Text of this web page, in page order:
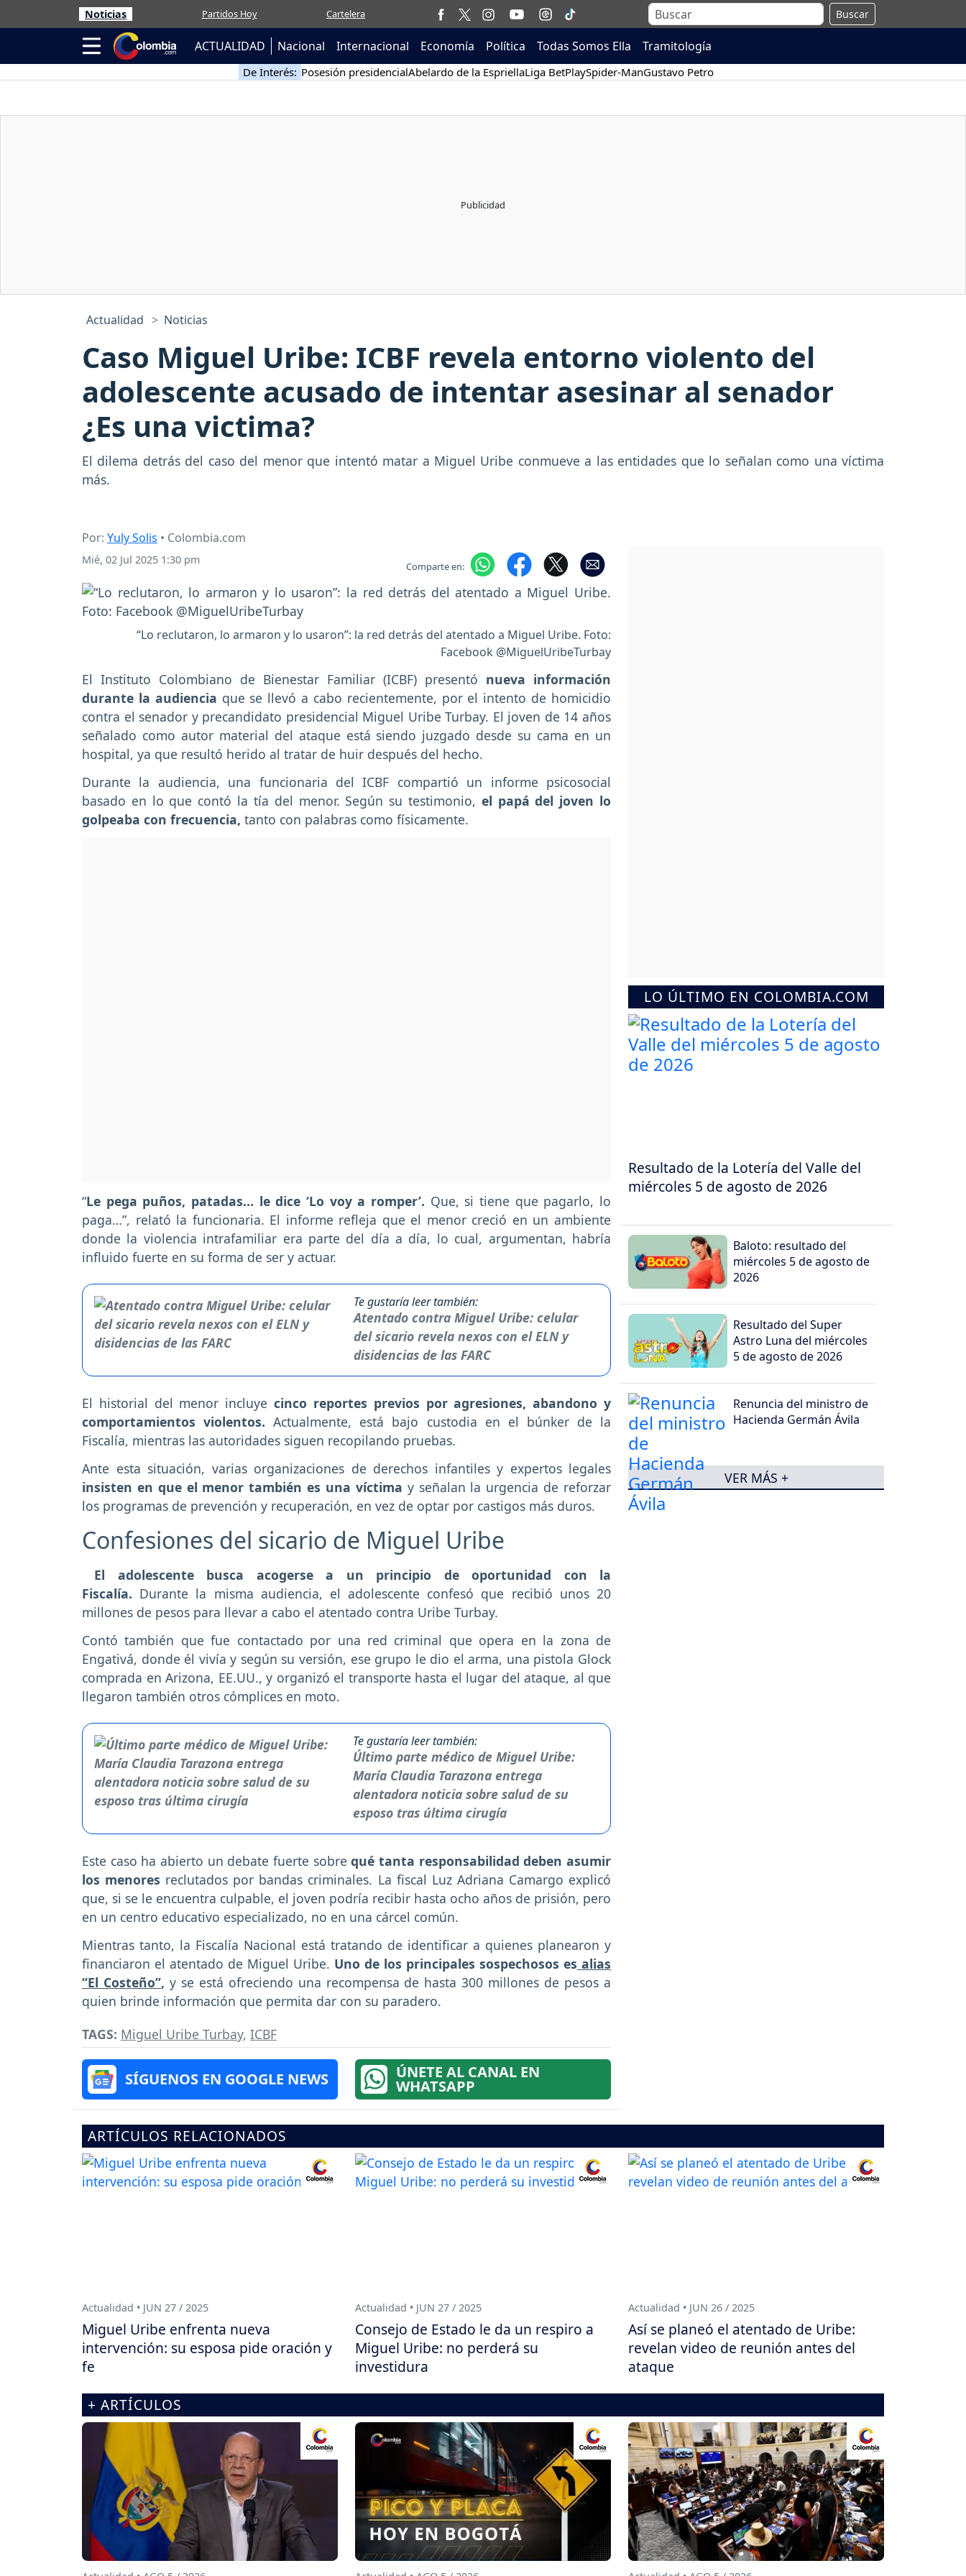
Noticias Partidos Hoy Cartelera Buscar
ACTUALIDAD Nacional Internacional Economía Política Todas Somos Ella Tramitología
De Interés: Posesión presidencialAbelardo de la EspriellaLiga BetPlaySpider-ManGustavo Petro
Actualidad Noticias
Caso Miguel Uribe: ICBF revela entorno violento del
adolescente acusado de intentar asesinar al senador
¿Es una victima?
El dilema detrás del caso del menor que intentó matar a Miguel Uribe conmueve a las entidades que lo señalan como una víctima
más.
Por: Yuly Solis • Colombia.com
Mié, 02 Jul 2025 1:30 pm Comparte en:
“Lo reclutaron, lo armaron y lo usaron”: la red detrás del atentado a Miguel Uribe. Foto:
Facebook @MiguelUribeTurbay
El Instituto Colombiano de Bienestar Familiar (ICBF) presentó nueva información
durante la audiencia que se llevó a cabo recientemente, por el intento de homicidio
contra el senador y precandidato presidencial Miguel Uribe Turbay. El joven de 14 años
señalado como autor material del ataque está siendo juzgado desde su cama en un
hospital, ya que resultó herido al tratar de huir después del hecho.
Durante la audiencia, una funcionaria del ICBF compartió un informe psicosocial
basado en lo que contó la tía del menor. Según su testimonio, el papá del joven lo
golpeaba con frecuencia, tanto con palabras como físicamente.
“Le pega puños, patadas… le dice ‘Lo voy a romper’. Que, si tiene que pagarlo, lo
paga…”, relató la funcionaria. El informe refleja que el menor creció en un ambiente
donde la violencia intrafamiliar era parte del día a día, lo cual, argumentan, habría
influido fuerte en su forma de ser y actuar.
Te gustaría leer también:
Atentado contra Miguel Uribe: celular
del sicario revela nexos con el ELN y
disidencias de las FARC
El historial del menor incluyecinco reportes previos por agresiones, abandono y
comportamientos violentos.Actualmente, está bajo custodia en el búnker de la
Fiscalía, mientras las autoridades siguen recopilando pruebas.
Ante esta situación, varias organizaciones de derechos infantiles y expertos legales
insisten en que el menor también es una víctima y señalan la urgencia de reforzar
los programas de prevención y recuperación, en vez de optar por castigos más duros.
Confesiones del sicario de Miguel Uribe
El adolescente busca acogerse a un principio de oportunidad con la
Fiscalía. Durante la misma audiencia, el adolescente confesó que recibió unos 20
millones de pesos para llevar a cabo el atentado contra Uribe Turbay.
Contó también que fue contactado por una red criminal que opera en la zona de
Engativá, donde él vivía y según su versión, ese grupo le dio el arma, una pistola Glock
comprada en Arizona, EE.UU., y organizó el transporte hasta el lugar del ataque, al que
llegaron también otros cómplices en moto.
Te gustaría leer también:
Último parte médico de Miguel Uribe:
María Claudia Tarazona entrega
alentadora noticia sobre salud de su
esposo tras última cirugía
Este caso ha abierto un debate fuerte sobrequé tanta responsabilidad deben asumir
los menores reclutados por bandas criminales. La fiscal Luz Adriana Camargo explicó
que, si se le encuentra culpable, el joven podría recibir hasta ocho años de prisión, pero
en un centro educativo especializado, no en una cárcel común.
Mientras tanto, la Fiscalía Nacional está tratando de identificar a quienes planearon y
financiaron el atentado de Miguel Uribe. Uno de los principales sospechosos es alias
“El Costeño”, y se está ofreciendo una recompensa de hasta 300 millones de pesos a
quien brinde información que permita dar con su paradero.
TAGS: Miguel Uribe Turbay, ICBF
SÍGUENOS EN GOOGLE NEWS ÚNETE AL CANAL EN
WHATSAPP
LO ÚLTIMO EN COLOMBIA.COM
Resultado de la Lotería del Valle del
miércoles 5 de agosto de 2026
Baloto: resultado del
miércoles 5 de agosto de
2026
Resultado del Super
Astro Luna del miércoles
5 de agosto de 2026
Renuncia del ministro de
Hacienda Germán Ávila
VER MÁS +
ARTÍCULOS RELACIONADOS
Actualidad • JUN 27 / 2025
Miguel Uribe enfrenta nueva
intervención: su esposa pide oración y
fe
Actualidad • JUN 27 / 2025
Consejo de Estado le da un respiro a
Miguel Uribe: no perderá su
investidura
Actualidad • JUN 26 / 2025
Así se planeó el atentado de Uribe:
revelan video de reunión antes del
ataque
+ ARTÍCULOS